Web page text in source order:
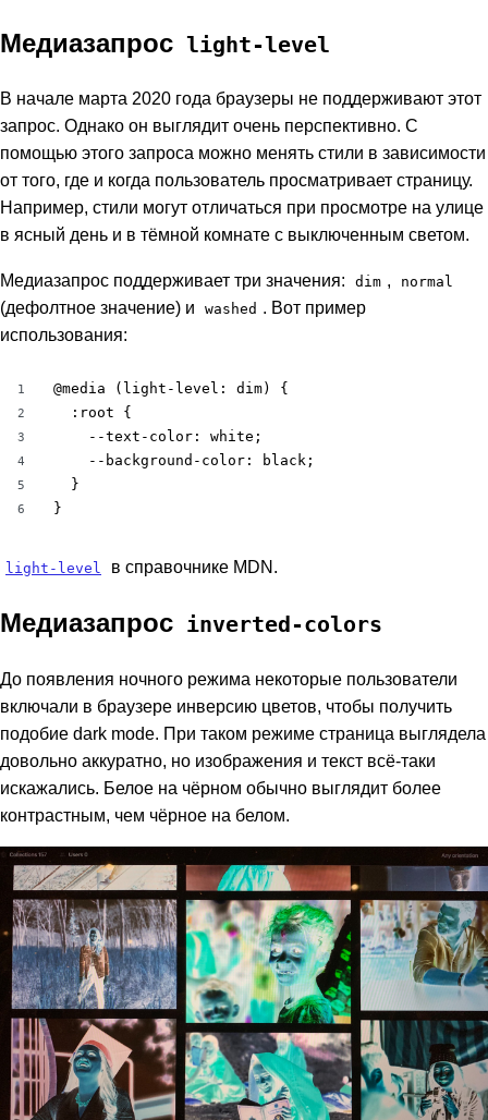
Медиазапрос light-level
В начале марта 2020 года браузеры не поддерживают этот
запрос. Однако он выглядит очень перспективно. С
помощью этого запроса можно менять стили в зависимости
от того, где и когда пользователь просматривает страницу.
Например, стили могут отличаться при просмотре на улице
в ясный день и в тёмной комнате с выключенным светом.
Медиазапрос поддерживает три значения: dim , normal
(дефолтное значение) и washed . Вот пример
использования:
1
2
3
4
5
6
@media (light-level: dim) {
  :root {
    --text-color: white;
    --background-color: black;
  }
}
light-level в справочнике MDN.
Медиазапрос inverted-colors
До появления ночного режима некоторые пользователи
включали в браузере инверсию цветов, чтобы получить
подобие dark mode. При таком режиме страница выглядела
довольно аккуратно, но изображения и текст всё-таки
искажались. Белое на чёрном обычно выглядит более
контрастным, чем чёрное на белом.